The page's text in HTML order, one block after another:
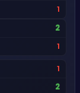
1
2
1
1
2